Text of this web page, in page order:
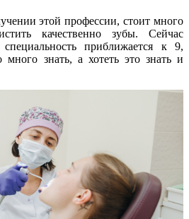
этой профессии, стоит много
качественно зубы. Сейчас
приближается к 9,
знать, а хотеть это знать и